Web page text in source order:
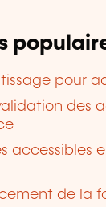
pour
des
accessibles
de la